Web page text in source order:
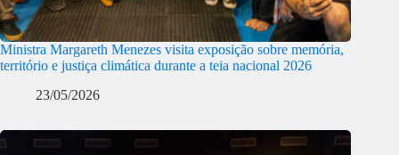
Ministra Margareth Menezes visita exposição sobre memória,
território e justiça climática durante a teia nacional 2026
23/05/2026